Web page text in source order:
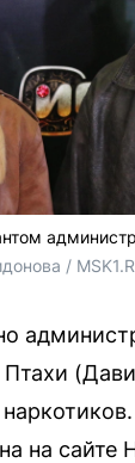
/
на сайте